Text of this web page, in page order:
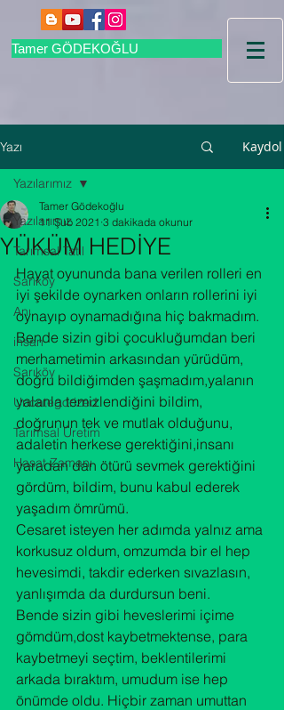
Tamer GÖDEKOĞLU
Yazı Kaydol
Yazılarımız
Tarımsal Tatil
Sarıköy
Anı
insan
Sarıköy
Uncategorized
Tarımsal Üretim
Hasat Zamanı
Yazılarımız
YÜKÜM HEDİYE
Tamer Gödekoğlu
11 Şub 2021 3 dakikada okunur
Hayat oyununda bana verilen rolleri en
iyi şekilde oynarken onların rollerini iyi
oynayıp oynamadığına hiç bakmadım.
Bende sizin gibi çocukluğumdan beri
merhametimin arkasından yürüdüm,
doğru bildiğimden şaşmadım,yalanın
yalanla temizlendiğini bildim,
doğrunun tek ve mutlak olduğunu,
adaletin herkese gerektiğini,insanı
yaradan dan ötürü sevmek gerektiğini
gördüm, bildim, bunu kabul ederek
yaşadım ömrümü.
Cesaret isteyen her adımda yalnız ama
korkusuz oldum, omzumda bir el hep
hevesimdi, takdir ederken sıvazlasın,
yanlışımda da durdursun beni.
Bende sizin gibi heveslerimi içime
gömdüm,dost kaybetmektense, para
kaybetmeyi seçtim, beklentilerimi
arkada bıraktım, umudum ise hep
önümde oldu. Hiçbir zaman umuttan